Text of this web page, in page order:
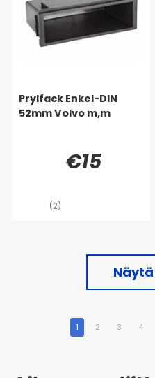
Prylfack Enkel-DIN
52mm Volvo m,m
€15
(2)
1 2 3 4